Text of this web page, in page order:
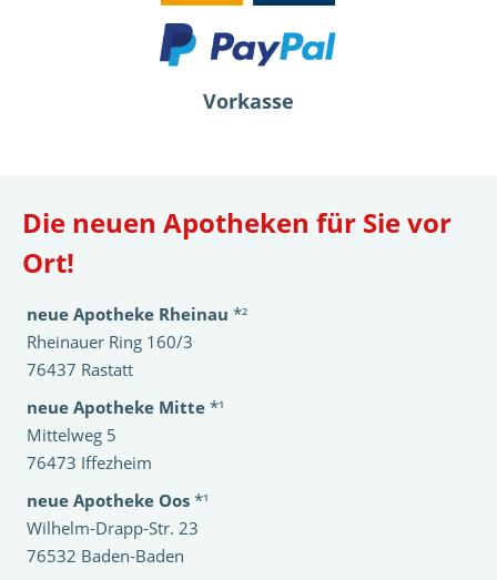
Vorkasse
Die neuen Apotheken für Sie vor
Ort!
neue Apotheke Rheinau *²
Rheinauer Ring 160/3
76437 Rastatt
neue Apotheke Mitte *¹
Mittelweg 5
76473 Iffezheim
neue Apotheke Oos *¹
Wilhelm-Drapp-Str. 23
76532 Baden-Baden